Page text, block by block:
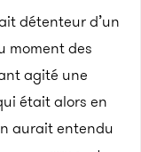
détenteur d’un
moment des
agité une
était alors en
aurait entendu